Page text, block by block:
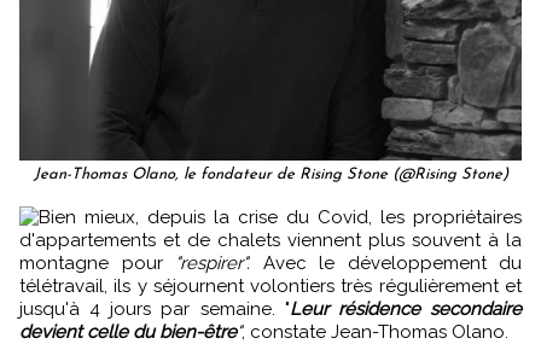
Jean-Thomas Olano, le fondateur de Rising Stone (@Rising Stone)
Bien mieux, depuis la crise du Covid, les propriétaires
d'appartements et de chalets viennent plus souvent à la
montagne pour
"respirer". Avec le développement du
télétravail, ils y séjournent volontiers très régulièrement et
jusqu'à 4 jours par semaine. "Leur résidence secondaire
devient celle du bien-être", constate Jean-Thomas Olano.